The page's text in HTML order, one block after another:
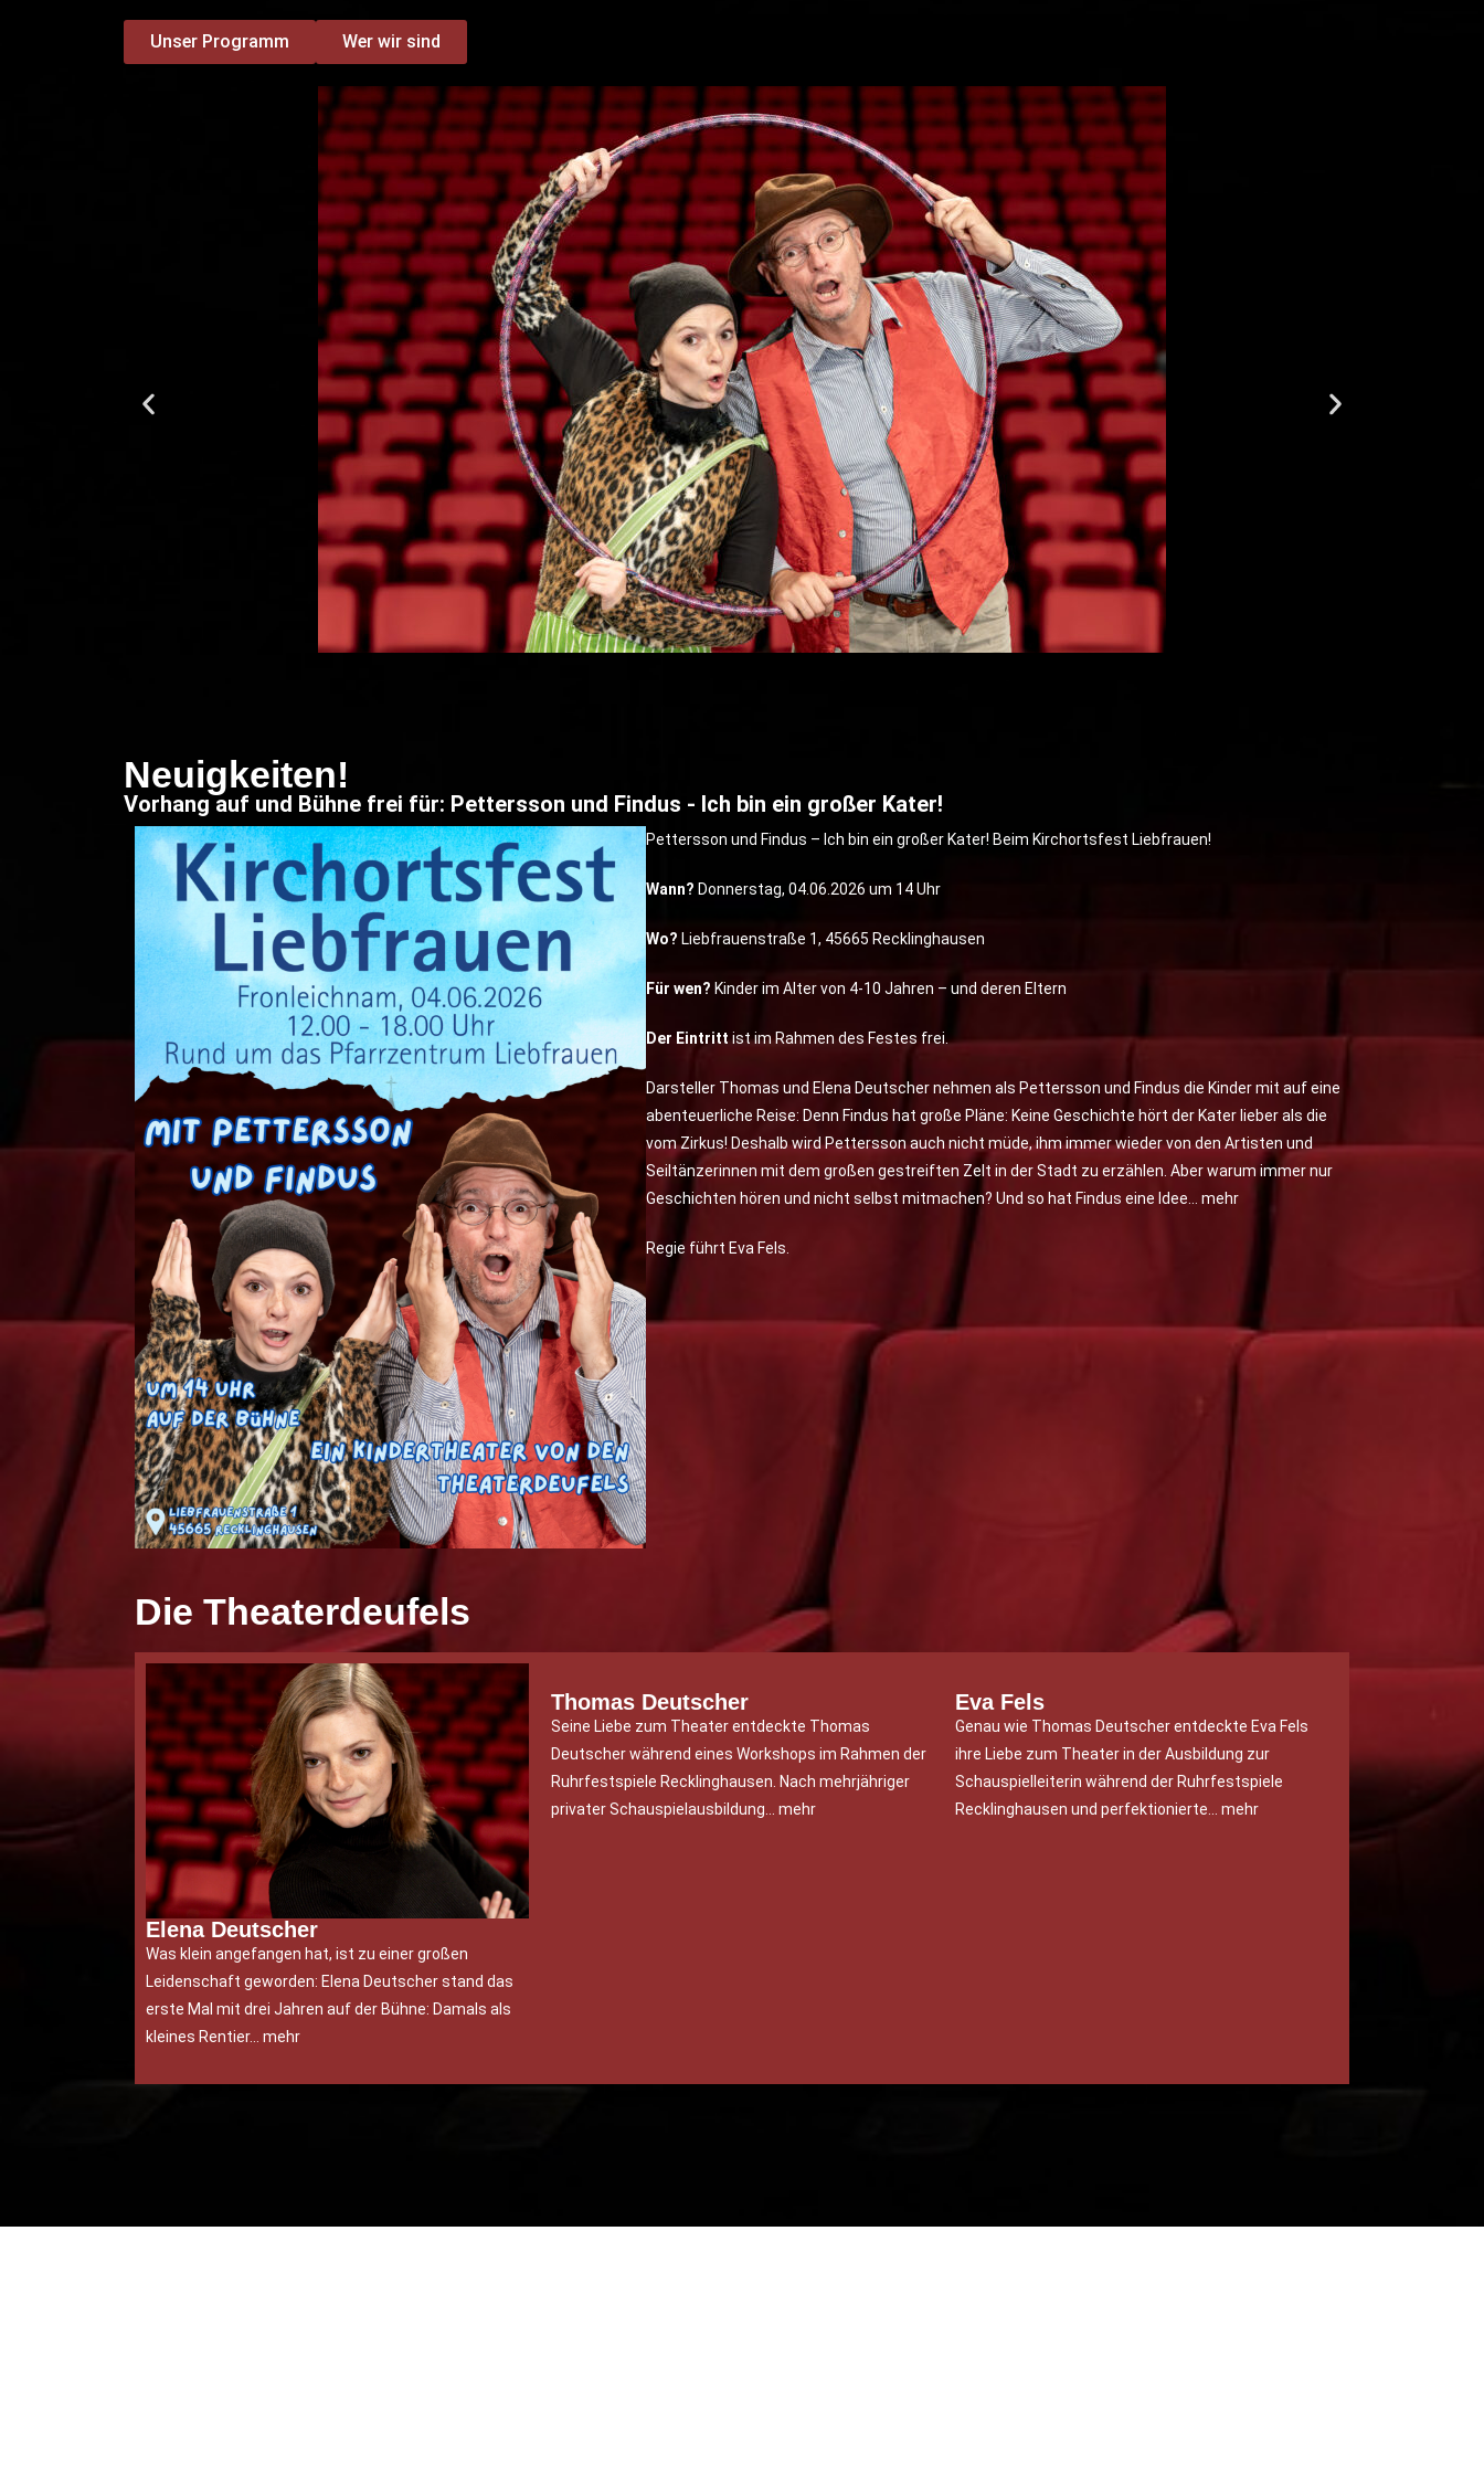
Unser Programm Wer wir sind
Neuigkeiten!
Vorhang auf und Bühne frei für: Pettersson und Findus - Ich bin ein großer Kater!
Pettersson und Findus – Ich bin ein großer Kater! Beim Kirchortsfest Liebfrauen!
Wann? Donnerstag, 04.06.2026 um 14 Uhr
Wo? Liebfrauenstraße 1, 45665 Recklinghausen
Für wen? Kinder im Alter von 4-10 Jahren – und deren Eltern
Der Eintrittist im Rahmen des Festes frei.
Darsteller Thomas und Elena Deutscher nehmen als Pettersson und Findus die Kinder mit auf eine
abenteuerliche Reise: Denn Findus hat große Pläne: Keine Geschichte hört der Kater lieber als die
vom Zirkus! Deshalb wird Pettersson auch nicht müde, ihm immer wieder von den Artisten und
Seiltänzerinnen mit dem großen gestreiften Zelt in der Stadt zu erzählen. Aber warum immer nur
Geschichten hören und nicht selbst mitmachen? Und so hat Findus eine Idee… mehr
Regie führt Eva Fels.
Die Theaterdeufels
Elena Deutscher
Was klein angefangen hat, ist zu einer großen
Leidenschaft geworden: Elena Deutscher stand das
erste Mal mit drei Jahren auf der Bühne: Damals als
kleines Rentier… mehr
Thomas Deutscher
Seine Liebe zum Theater entdeckte Thomas
Deutscher während eines Workshops im Rahmen der
Ruhrfestspiele Recklinghausen. Nach mehrjähriger
privater Schauspielausbildung… mehr
Eva Fels
Genau wie Thomas Deutscher entdeckte Eva Fels
ihre Liebe zum Theater in der Ausbildung zur
Schauspielleiterin während der Ruhrfestspiele
Recklinghausen und perfektionierte… mehr